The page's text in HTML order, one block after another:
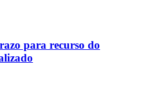
para recurso do